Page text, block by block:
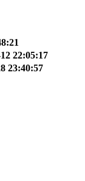
22:05:17
23:40:57